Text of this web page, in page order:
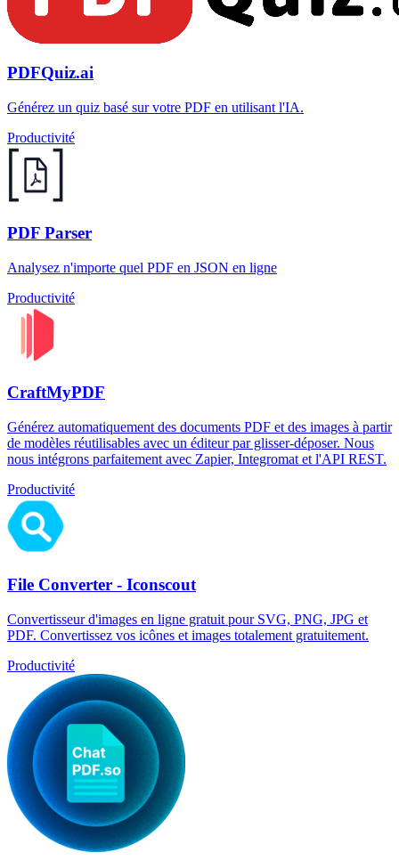
PDFQuiz.ai
Générez un quiz basé sur votre PDF en utilisant l'IA.
Productivité
PDF Parser
Analysez n'importe quel PDF en JSON en ligne
Productivité
CraftMyPDF
Générez automatiquement des documents PDF et des images à partir
de modèles réutilisables avec un éditeur par glisser-déposer. Nous
nous intégrons parfaitement avec Zapier, Integromat et l'API REST.
Productivité
File Converter - Iconscout
Convertisseur d'images en ligne gratuit pour SVG, PNG, JPG et
PDF. Convertissez vos icônes et images totalement gratuitement.
Productivité